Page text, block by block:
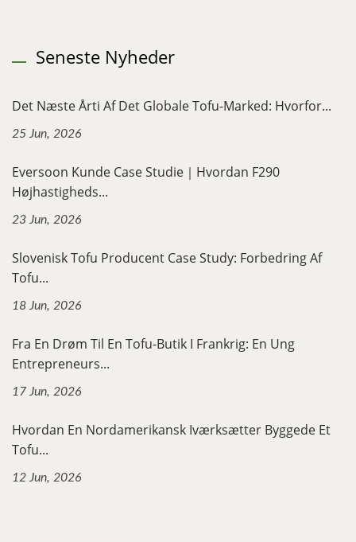
Seneste Nyheder
Det Næste Årti Af Det Globale Tofu-Marked: Hvorfor...
25 Jun, 2026
Eversoon Kunde Case Studie｜Hvordan F290
Højhastigheds...
23 Jun, 2026
Slovenisk Tofu Producent Case Study: Forbedring Af
Tofu...
18 Jun, 2026
Fra En Drøm Til En Tofu-Butik I Frankrig: En Ung
Entrepreneurs...
17 Jun, 2026
Hvordan En Nordamerikansk Iværksætter Byggede Et
Tofu...
12 Jun, 2026